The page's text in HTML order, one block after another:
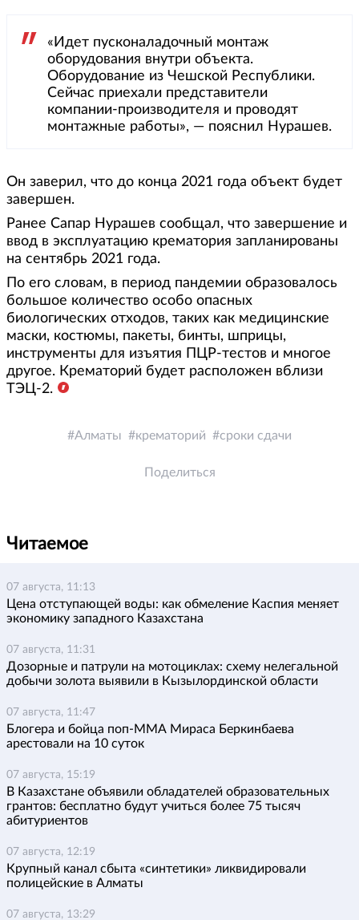
«Идет пусконаладочный монтаж
оборудования внутри объекта.
Оборудование из Чешской Республики.
Сейчас приехали представители
компании-производителя и проводят
монтажные работы», — пояснил Нурашев.
Он заверил, что до конца 2021 года объект будет
завершен.
Ранее Сапар Нурашев сообщал, что завершение и
ввод в эксплуатацию крематория запланированы
на сентябрь 2021 года.
По его словам, в период пандемии образовалось
большое количество особо опасных
биологических отходов, таких как медицинские
маски, костюмы, пакеты, бинты, шприцы,
инструменты для изъятия ПЦР-тестов и многое
другое. Крематорий будет расположен вблизи
ТЭЦ-2.
Алматы крематорий сроки сдачи
Поделиться
Читаемое
07 августа, 11:13
Цена отступающей воды: как обмеление Каспия меняет
экономику западного Казахстана
07 августа, 11:31
Дозорные и патрули на мотоциклах: схему нелегальной
добычи золота выявили в Кызылординской области
07 августа, 11:47
Блогера и бойца поп-ММА Мираса Беркинбаева
арестовали на 10 суток
07 августа, 15:19
В Казахстане объявили обладателей образовательных
грантов: бесплатно будут учиться более 75 тысяч
абитуриентов
07 августа, 12:19
Крупный канал сбыта «синтетики» ликвидировали
полицейские в Алматы
07 августа, 13:29